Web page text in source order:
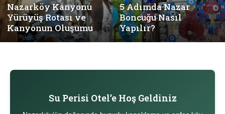
Nazarköy Kanyonu
Yürüyüş Rotası ve
Kanyonun Oluşumu
5 Adımda Nazar
Boncuğu Nasıl
Yapılır?
Su Perisi Otel’e Hoş Geldiniz